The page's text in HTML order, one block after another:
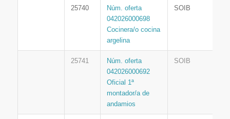
25740
Núm. oferta
042026000698
Cocinera/o cocina
argelina
SOIB
25741
Núm. oferta
042026000692
Oficial 1ª
montador/a de
andamios
SOIB